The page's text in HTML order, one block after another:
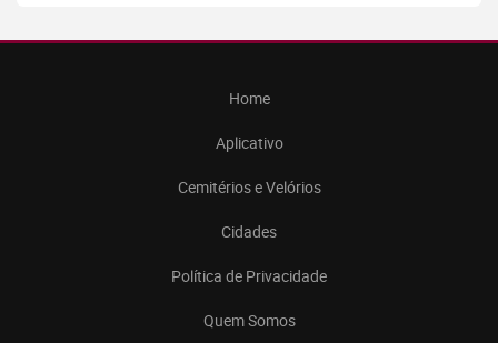
Home
Aplicativo
Cemitérios e Velórios
Cidades
Política de Privacidade
Quem Somos